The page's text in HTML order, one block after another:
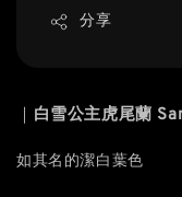
分享
白雪公主虎尾蘭
如其名的潔白葉色